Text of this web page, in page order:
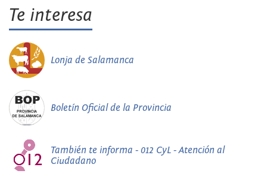
Te interesa
Lonja de Salamanca
Boletín Oficial de la Provincia
También te informa - 012 CyL - Atención al
Ciudadano